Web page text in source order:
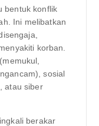
bentuk konflik
Ini melibatkan
korban.
sosial
atau siber
berakar